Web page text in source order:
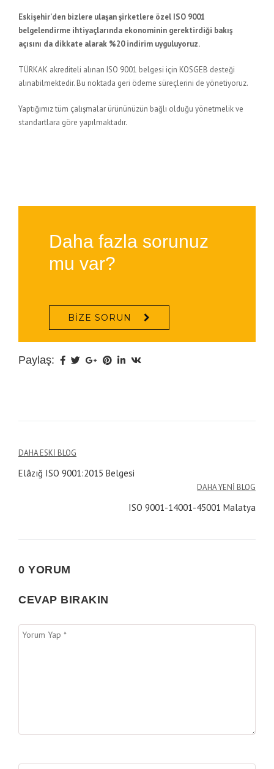
Eskişehir’den bizlere ulaşan şirketlere özel ISO 9001
belgelendirme ihtiyaçlarında ekonominin gerektirdiği bakış
açısını da dikkate alarak %20 indirim uyguluyoruz.
TÜRKAK akrediteli alınan ISO 9001 belgesi için KOSGEB desteği
alınabilmektedir. Bu noktada geri ödeme süreçlerini de yönetiyoruz.
Yaptığımız tüm çalışmalar ürününüzün bağlı olduğu yönetmelik ve
standartlara göre yapılmaktadır.
Daha fazla sorunuz
mu var?
BIZE SORUN
Paylaş:
Yazı
gezinmesi
DAHA ESKI BLOG
Elâzığ ISO 9001:2015 Belgesi
DAHA YENI BLOG
ISO 9001-14001-45001 Malatya
0 YORUM
CEVAP BIRAKIN